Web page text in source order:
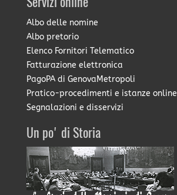
Servizi online
Albo delle nomine
Albo pretorio
Elenco Fornitori Telematico
Fatturazione elettronica
PagoPA di GenovaMetropoli
Pratico-procedimenti e istanze online
Segnalazioni e disservizi
Un po' di Storia